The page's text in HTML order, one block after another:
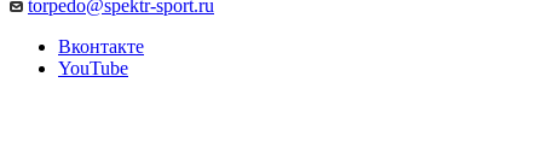
torpedo@spektr-sport.ru
Вконтакте
YouTube